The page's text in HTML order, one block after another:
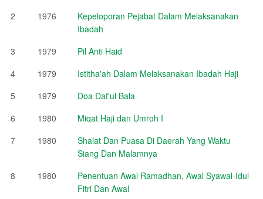
2
1976
Kepeloporan Pejabat Dalam Melaksanakan
Ibadah
3
1979
Pil Anti Haid
4
1979
Istitha'ah Dalam Melaksanakan Ibadah Haji
5
1979
Doa Daf'ul Bala
6
1980
Miqat Haji dan Umroh I
7
1980
Shalat Dan Puasa Di Daerah Yang Waktu
Siang Dan Malamnya
8
1980
Penentuan Awal Ramadhan, Awal Syawal-Idul
Fitri Dan Awal